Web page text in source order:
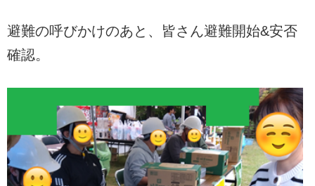
避難の呼びかけのあと、皆さん避難開始&安否
確認。